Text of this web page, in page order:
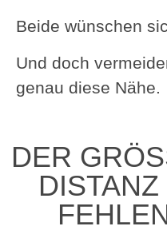
Beide wünschen
Und doch
genau diese Nähe.
DER
ISTANZ